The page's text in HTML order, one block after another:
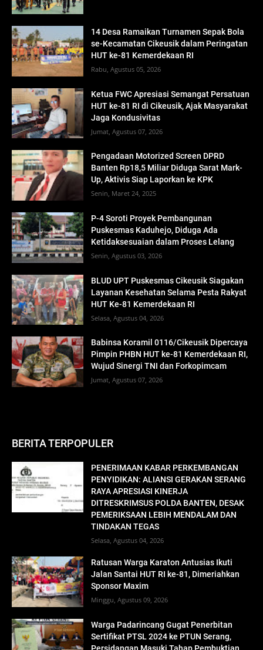
14 Desa Ramaikan Turnamen Sepak Bola
se-Kecamatan Cikeusik dalam Peringatan
HUT ke-81 Kemerdekaan RI
Rabu, Agustus 05, 2026
Ketua FWC Apresiasi Semangat Persatuan
HUT ke-81 RI di Cikeusik, Ajak Masyarakat
Jaga Kondusivitas
Jumat, Agustus 07, 2026
Pengadaan Motorized Screen DPRD
Banten Rp18,5 Miliar Diduga Sarat Mark-
Up, Aktivis Siap Laporkan ke KPK
Senin, Maret 24, 2025
P-4 Soroti Proyek Pembangunan
Puskesmas Kaduhejo, Diduga Ada
Ketidaksesuaian dalam Proses Lelang
Senin, Agustus 03, 2026
BLUD UPT Puskesmas Cikeusik Siagakan
Layanan Kesehatan Selama Pesta Rakyat
HUT Ke-81 Kemerdekaan RI
Selasa, Agustus 04, 2026
Babinsa Koramil 0116/Cikeusik Dipercaya
Pimpin PHBN HUT ke-81 Kemerdekaan RI,
Wujud Sinergi TNI dan Forkopimcam
Jumat, Agustus 07, 2026
BERITA TERPOPULER
PENERIMAAN KABAR PERKEMBANGAN
PENYIDIKAN: ALIANSI GERAKAN SERANG
RAYA APRESIASI KINERJA
DITRESKRIMSUS POLDA BANTEN, DESAK
PEMERIKSAAN LEBIH MENDALAM DAN
TINDAKAN TEGAS
Selasa, Agustus 04, 2026
Ratusan Warga Karaton Antusias Ikuti
Jalan Santai HUT RI ke-81, Dimeriahkan
Sponsor Maxim
Minggu, Agustus 09, 2026
Warga Padarincang Gugat Penerbitan
Sertifikat PTSL 2024 ke PTUN Serang,
Persidangan Masuki Tahap Pembuktian